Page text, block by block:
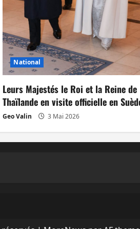
National
Leurs Majestés le Roi et la Reine de
Thaïlande en visite officielle en
Geo Valin 3 Mai 2026